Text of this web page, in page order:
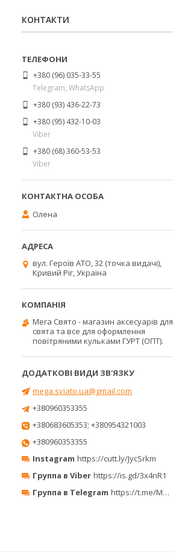
КОНТАКТИ
+380 (96) 035-33-55
Telegram, WhatsApp
+380 (93) 436-22-73
+380 (95) 432-10-03
Viber
+380 (68) 360-53-53
Viber
Олена
вул. Героїв АТО, 32 (точка видачі),
Кривий Ріг, Україна
Мега Свято - магазин аксесуарів для
свята та все для оформлення
повітряними кульками ГУРТ (ОПТ).
mega.sviato.ua@gmail.com
+380960353355
+380683605353; +380954321003
+380960353355
Instagram https://cutt.ly/JycSrkm
Группа в Viber https://is.gd/3x4nR1
Группа в Telegram https://t.me/MegaPrazdnikUA